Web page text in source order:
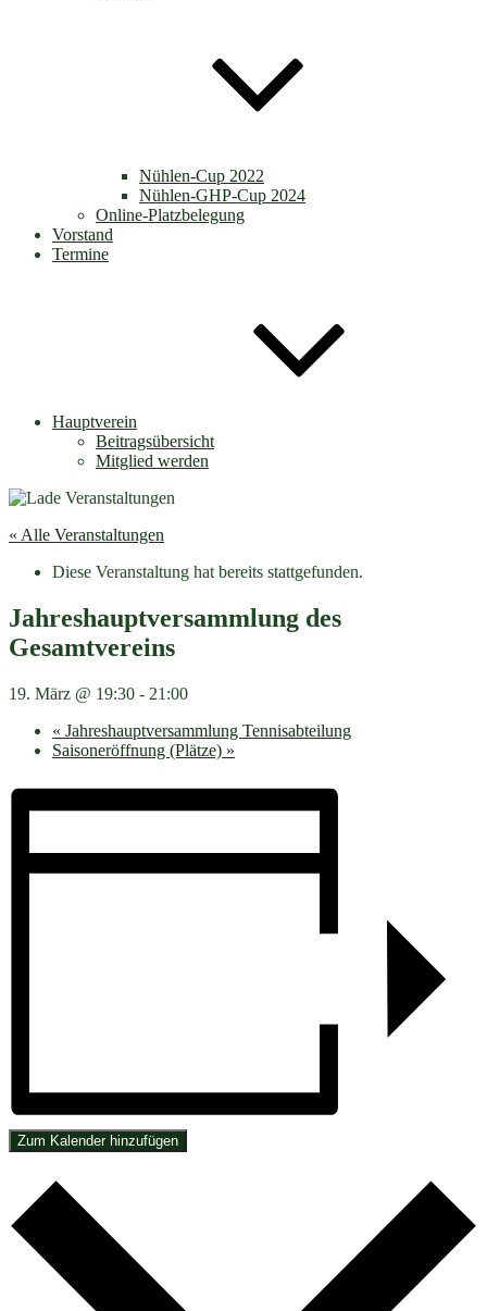
Nühlen-Cup 2022
Nühlen-GHP-Cup 2024
Online-Platzbelegung
Vorstand
Termine
Hauptverein
Beitragsübersicht
Mitglied werden
« Alle Veranstaltungen
Diese Veranstaltung hat bereits stattgefunden.
Jahreshauptversammlung des
Gesamtvereins
19. März @ 19:30 - 21:00
« Jahreshauptversammlung Tennisabteilung
Saisoneröffnung (Plätze) »
Zum Kalender hinzufügen